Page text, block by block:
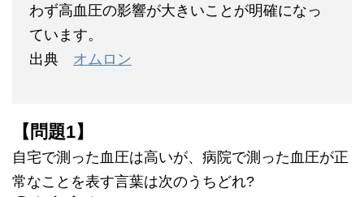
わず高血圧の影響が大きいことが明確になっ
ています。
出典 オムロン
【問題1】
自宅で測った血圧は高いが、病院で測った血圧が正
常なことを表す言葉は次のうちどれ?